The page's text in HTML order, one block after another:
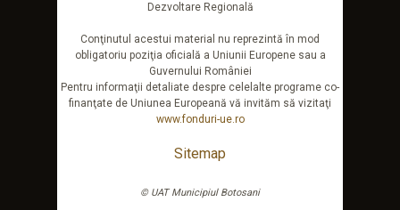
Dezvoltare Regională
Conţinutul acestui material nu reprezintă în mod
obligatoriu poziţia oficială a Uniunii Europene sau a
Guvernului României
Pentru informaţii detaliate despre celelalte programe co-
finanţate de Uniunea Europeană vă invităm să vizitaţi
www.fonduri-ue.ro
Sitemap
© UAT Municipiul Botosani